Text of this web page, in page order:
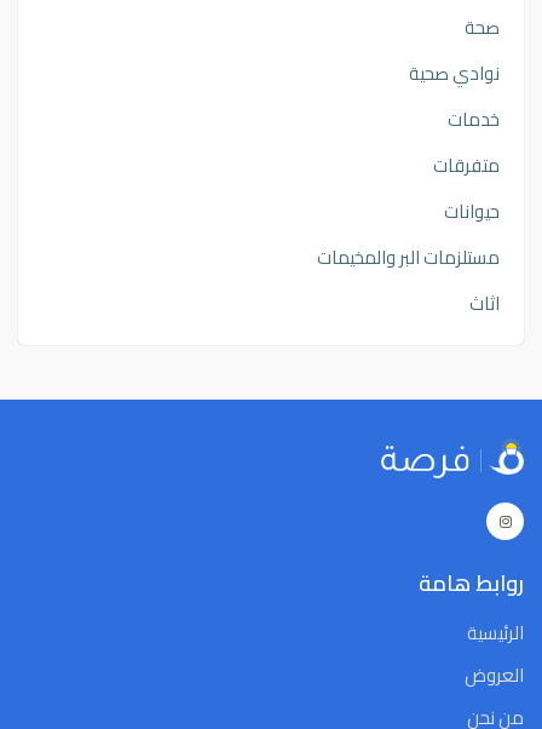
صحة
نوادي صحية
خدمات
متفرقات
حيوانات
مستلزمات البر والمخيمات
اثاث
روابط هامة
الرئيسية
العروض
من نحن